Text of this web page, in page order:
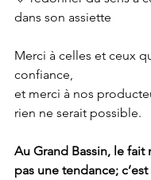
dans son assiette
Merci à celles et ceux
confiance,
et merci à nos
rien ne serait possible.
Au Grand Bassin, le fait
pas une tendance;